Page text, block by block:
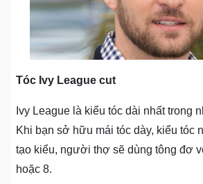
Tóc Ivy League cut
Ivy League là kiểu tóc dài nhất trong
Khi bạn sở hữu mái tóc dày, kiểu tóc
tạo kiểu, người thợ sẽ dùng tông đơ
hoặc 8.